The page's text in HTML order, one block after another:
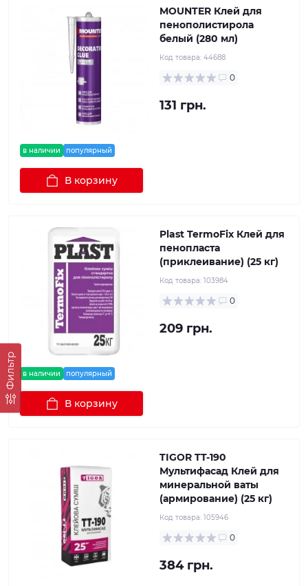
Фильтр
в наличии популярный
MOUNTER Клей для
пенополистирола
белый (280 мл)
Код товара: 44688
0
131 грн.
В корзину
в наличии популярный
Plast TermoFix Клей для
пенопласта
(приклеивание) (25 кг)
Код товара: 103984
0
209 грн.
В корзину
TIGOR TT-190
Мультифасад Клей для
минеральной ваты
(армирование) (25 кг)
Код товара: 105946
0
384 грн.